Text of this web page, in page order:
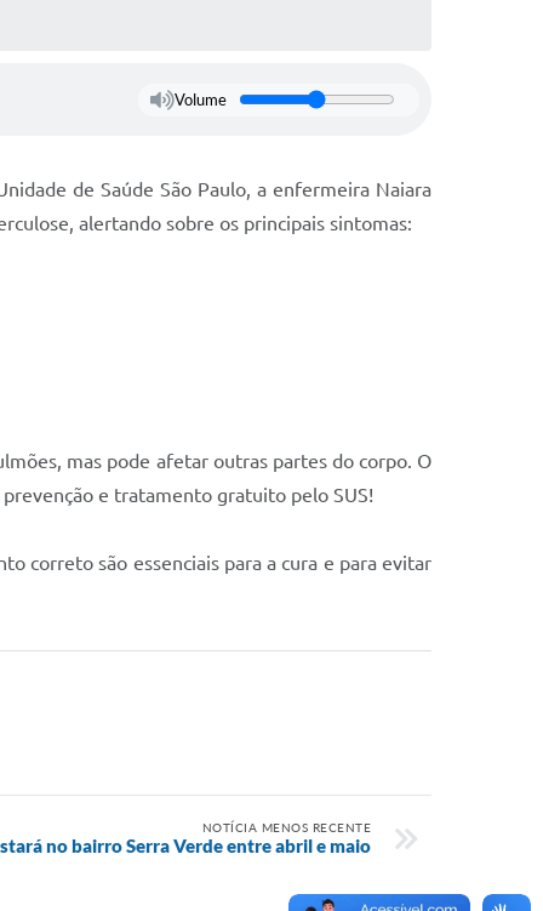
Volume
de Saúde São Paulo, a enfermeira Naiara
alertando sobre os principais sintomas:
mas pode afetar outras partes do corpo. O
e tratamento gratuito pelo SUS!
correto são essenciais para a cura e para evitar
NOTÍCIA MENOS RECENTE
no bairro Serra Verde entre abril e maio